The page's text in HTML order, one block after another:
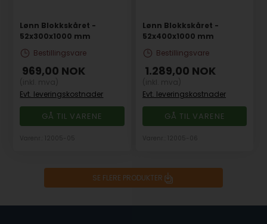
Lønn Blokkskåret -
52x300x1000 mm
Bestillingsvare
969,00 NOK
Evt. leveringskostnader
GÅ TIL VARENE
Lønn Blokkskåret -
52x400x1000 mm
Bestillingsvare
1.289,00 NOK
Evt. leveringskostnader
GÅ TIL VARENE
SE FLERE PRODUKTER